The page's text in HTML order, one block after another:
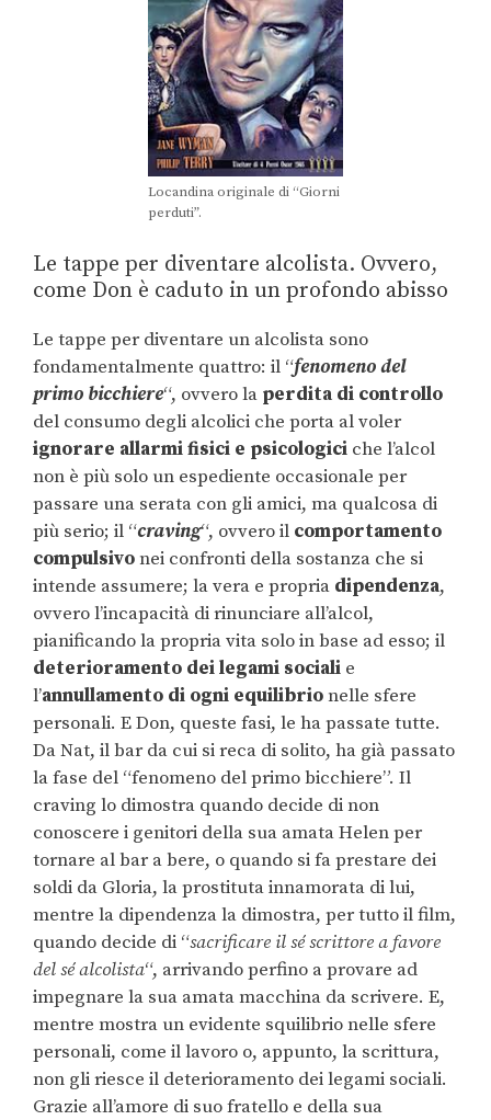
Locandina originale di “Giorni
perduti”.
Le tappe per diventare alcolista. Ovvero,
come Don è caduto in un profondo abisso
Le tappe per diventare un alcolista sono
fondamentalmente quattro: il “fenomeno del
primo bicchiere“, ovvero la perdita di controllo
del consumo degli alcolici che porta al voler
ignorare allarmi fisici e psicologici che l’alcol
non è più solo un espediente occasionale per
passare una serata con gli amici, ma qualcosa di
più serio; il “craving“, ovvero il comportamento
compulsivonei confronti della sostanza che si
intende assumere; la vera e propria dipendenza,
ovvero l’incapacità di rinunciare all’alcol,
pianificando la propria vita solo in base ad esso; il
deterioramento dei legami sociali e
l’annullamento di ogni equilibrionelle sfere
personali. E Don, queste fasi, le ha passate tutte.
Da Nat, il bar da cui si reca di solito, ha già passato
la fase del “fenomeno del primo bicchiere”. Il
craving lo dimostra quando decide di non
conoscere i genitori della sua amata Helen per
tornare al bar a bere, o quando si fa prestare dei
soldi da Gloria, la prostituta innamorata di lui,
mentre la dipendenza la dimostra, per tutto il film,
quando decide di “sacrificare il sé scrittore a favore
del sé alcolista“, arrivando perfino a provare ad
impegnare la sua amata macchina da scrivere. E,
mentre mostra un evidente squilibrio nelle sfere
personali, come il lavoro o, appunto, la scrittura,
non gli riesce il deterioramento dei legami sociali.
Grazie all’amore di suo fratello e della sua